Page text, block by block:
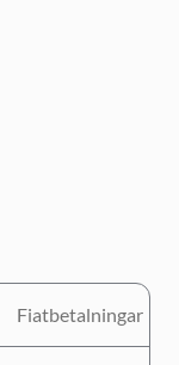
Fiatbetalningar